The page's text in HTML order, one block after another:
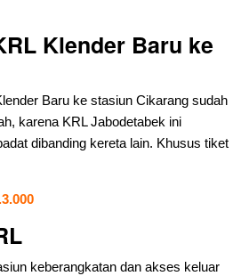
Klender Baru ke
Baru ke stasiun Cikarang sudah
karena KRL Jabodetabek ini
dibanding kereta lain. Khusus tiket
keberangkatan dan akses keluar